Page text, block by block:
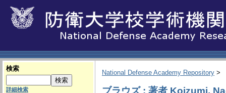
検索
詳細検索
National Defense Academy Repository >
ブラウズ : 著者 Koizumi,